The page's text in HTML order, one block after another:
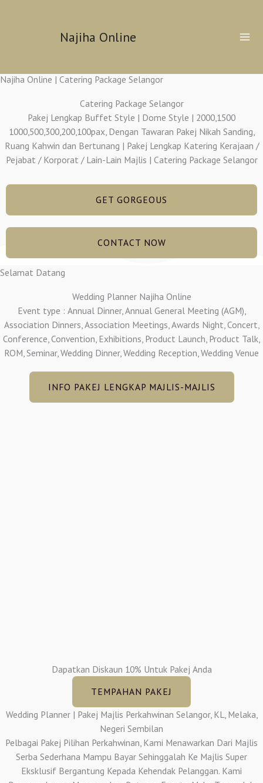
Najiha Online
Najiha Online | Catering Package Selangor
Catering Package Selangor
Pakej Lengkap Buffet Style | Dome Style | 2000,1500
1000,500,300,200,100pax, Dengan Tawaran Pakej Nikah Sanding,
Ruang Kahwin dan Bertunang | Pakej Lengkap Katering Kerajaan /
Pejabat / Korporat / Lain-Lain Majlis | Catering Package Selangor
GET GORGEOUS
CONTACT NOW
Selamat Datang
Wedding Planner Najiha Online
Event type : Annual Dinner, Annual General Meeting (AGM),
Association Dinners, Association Meetings, Awards Night, Concert,
Conference, Convention, Exhibitions, Product Launch, Product Talk,
ROM, Seminar, Wedding Dinner, Wedding Reception, Wedding Venue
INFO PAKEJ LENGKAP MAJLIS-MAJLIS
Dapatkan Diskaun 10% Untuk Pakej Anda
TEMPAHAN PAKEJ
Wedding Planner | Pakej Majlis Perkahwinan Selangor, KL, Melaka,
Negeri Sembilan
Pelbagai Pakej Pilihan Perkahwinan, Kami Menawarkan Dari Majlis
Serba Sederhana Mampu Bayar Sehinggalah Ke Majlis Super
Eksklusif Bergantung Kepada Kehendak Pelanggan. Kami